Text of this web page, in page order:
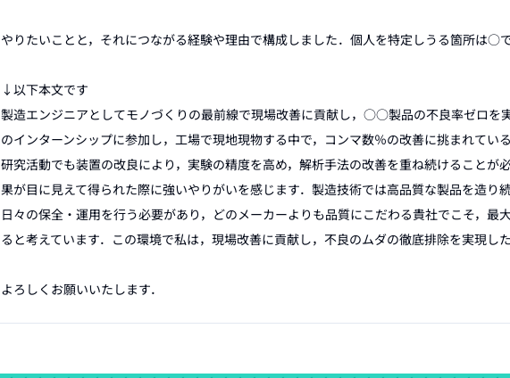
やりたいことと，それにつながる経験や理由で構成しました．個人を特定しうる箇所は○で
↓以下本文です
製造エンジニアとしてモノづくりの最前線で現場改善に貢献し，○○製品の不良率ゼロを
のインターンシップに参加し，工場で現地現物する中で，コンマ数％の改善に挑まれてい
研究活動でも装置の改良により，実験の精度を高め，解析手法の改善を重ね続けることが
果が目に見えて得られた際に強いやりがいを感じます．製造技術では高品質な製品を造り
日々の保全・運用を行う必要があり，どのメーカーよりも品質にこだわる貴社でこそ，最
ると考えています．この環境で私は，現場改善に貢献し，不良のムダの徹底排除を実現した
よろしくお願いいたします．